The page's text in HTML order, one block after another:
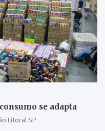
se adapta
Litoral SP